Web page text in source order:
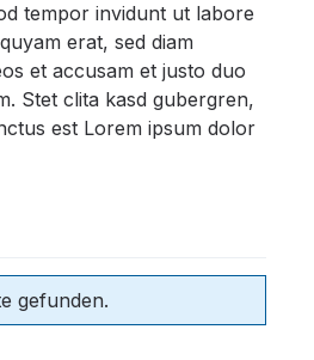
tempor invidunt ut labore
erat, sed diam
et accusam et justo duo
Stet clita kasd gubergren,
est Lorem ipsum dolor
gefunden.